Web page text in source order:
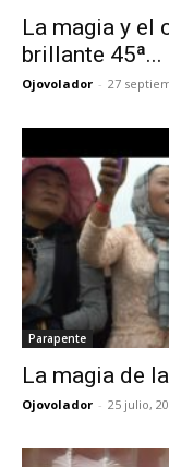
La magia y el
brillante 45ª...
Ojovolador - 27
Parapente
La magia de
Ojovolador - 25 julio,